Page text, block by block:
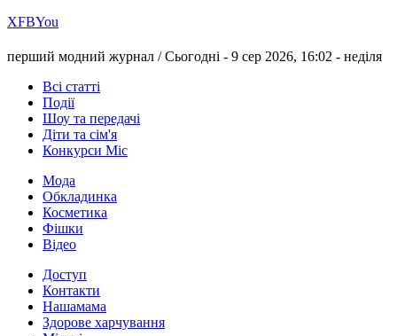
ХFBYou
перший модний журнал /Сьогодні - 9 сер 2026, 16:02 - неділя
Всі статті
Події
Шоу та передачі
Діти та сім'я
Конкурси Міс
Мода
Обкладинка
Косметика
Фішки
Відео
Доступ
Контакти
Нашамама
Здорове харчування